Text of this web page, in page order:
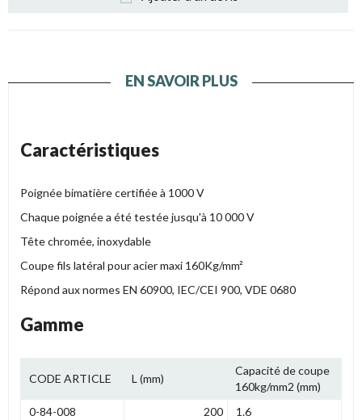
EN SAVOIR PLUS
Caractéristiques
Poignée bimatière certifiée à 1000 V
Chaque poignée a été testée jusqu'à 10 000 V
Tête chromée, inoxydable
Coupe fils latéral pour acier maxi 160Kg/mm²
Répond aux normes EN 60900, IEC/CEI 900, VDE 0680
Gamme
CODE ARTICLE L (mm)
Capacité de coupe
160kg/mm2 (mm)
0-84-008
200 1.6